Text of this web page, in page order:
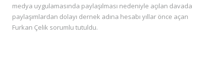
medya uygulamasında paylaşılması nedeniyle açılan davada
paylaşımlardan dolayı dernek adına hesabı yıllar önce açan
Furkan Çelik sorumlu tutuldu.